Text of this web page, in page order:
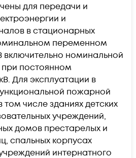
для передачи и
и
в стационарных
переменном
включительно номинальной
при постоянном
Для эксплуатации в
пожарной
числе зданиях детских
учреждений,
домов престарелых и
спальных корпусах
интернатного